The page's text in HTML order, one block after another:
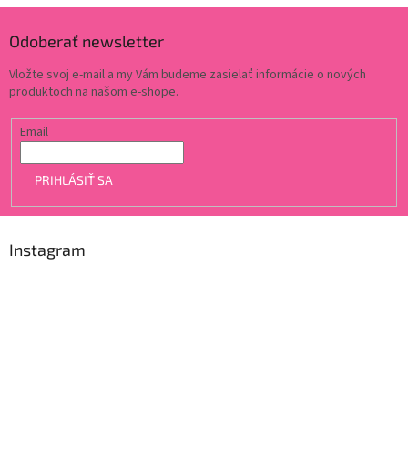
Odoberať newsletter
Vložte svoj e-mail a my Vám budeme zasielať informácie o nových
produktoch na našom e-shope.
Email
PRIHLÁSIŤ SA
Instagram